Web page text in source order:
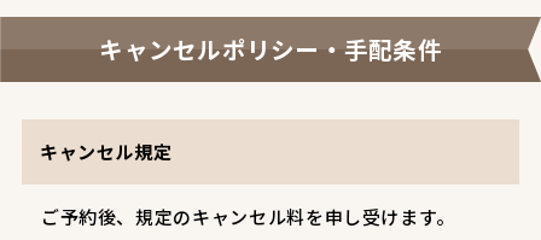
キャンセルポリシー・手配条件
キャンセル規定
ご予約後、規定のキャンセル料を申し受けます。